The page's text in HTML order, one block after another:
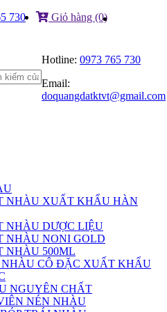
730 Giỏ hàng (0)
Hotline: 0973 765 730
Email:
doquangdatktvt@gmail.com
NHÀU XUẤT KHẨU HÀN
NHÀU DƯỢC LIỆU
NHÀU NONI GOLD
NHÀU 500ML
CÔ ĐẶC XUẤT KHẨU
NGUYÊN CHẤT
NÉN NHÀU